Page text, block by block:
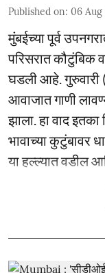
Published on: 06 Aug
मुंबईच्या पूर्व
परिसरात कौटुंबिक
घडली आहे. गुरुवारी
आवाजात गाणी
झाला. हा वाद इतका
भावाच्या कुटुंबावर
या हल्ल्यात वडील